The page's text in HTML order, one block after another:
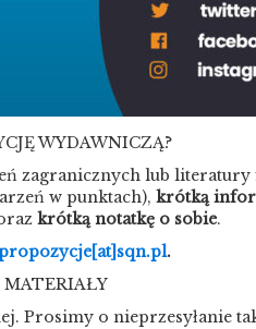
WYDAWNICZĄ?
zagranicznych lub
w punktach), krótką
krótką notatkę o sobie.
.
o nieprzesyłanie